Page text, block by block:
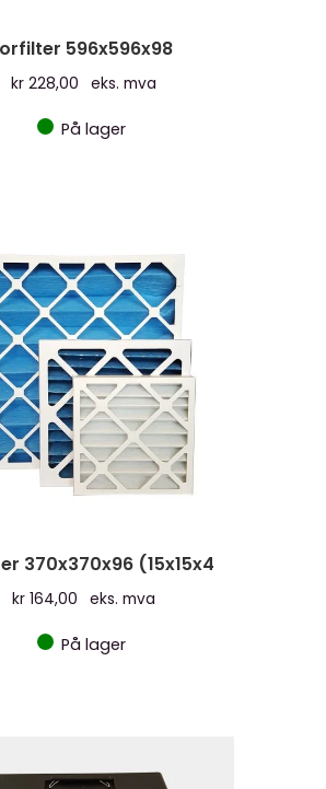
596x596x98
kr228,00 eks. mva
På lager
370x370x96 (15x15x4
kr164,00 eks. mva
På lager